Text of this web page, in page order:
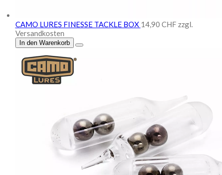
CAMO LURES FINESSE TACKLE BOX 14,90 CHF zzgl.
Versandkosten
In den Warenkorb